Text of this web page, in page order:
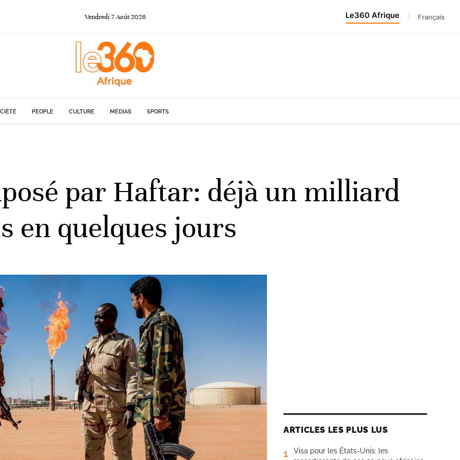
Vendredi 7Août 2026 Le360 Afrique Français
PEOPLE CULTURE MÉDIAS SPORTS
par Haftar: déjà un milliard
en quelques jours
ARTICLES LES PLUS LUS
1
Visa pour les États-Unis: les